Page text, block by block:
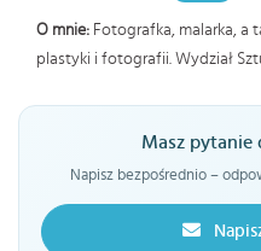
O mnie: Fotografka, malarka, a
plastyki i fotografii. Wydział
Masz pytanie
Napisz bezpośrednio –